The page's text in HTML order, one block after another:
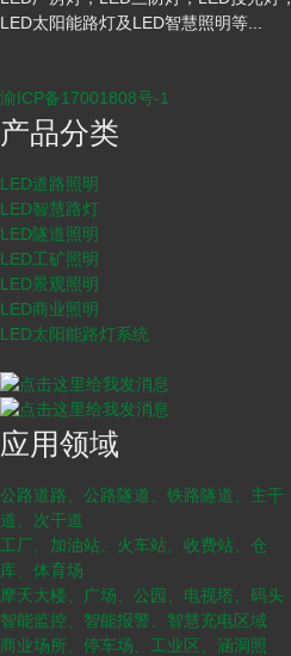
LED太阳能路灯及LED智慧照明等...
渝ICP备17001808号-1
产品分类
LED道路照明
LED智慧路灯
LED隧道照明
LED工矿照明
LED景观照明
LED商业照明
LED太阳能路灯系统
应用领域
公路道路、公路隧道、铁路隧道、主干
道、次干道
工厂、加油站、火车站、收费站、仓
库、体育场
摩天大楼、广场、公园、电视塔、码头
智能监控、智能报警、智慧充电区域
商业场所、停车场、工业区、涵洞照